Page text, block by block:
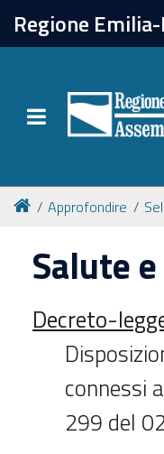
Regione
Toggle
chiudi
Catalogo online
Collezioni
Per approfondire
Appuntamenti
Prenotazione spazi
Approfondire
Salute
Decreto-
connessi
299 del